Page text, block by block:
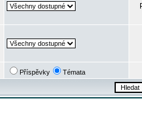
Příspěvky Témata